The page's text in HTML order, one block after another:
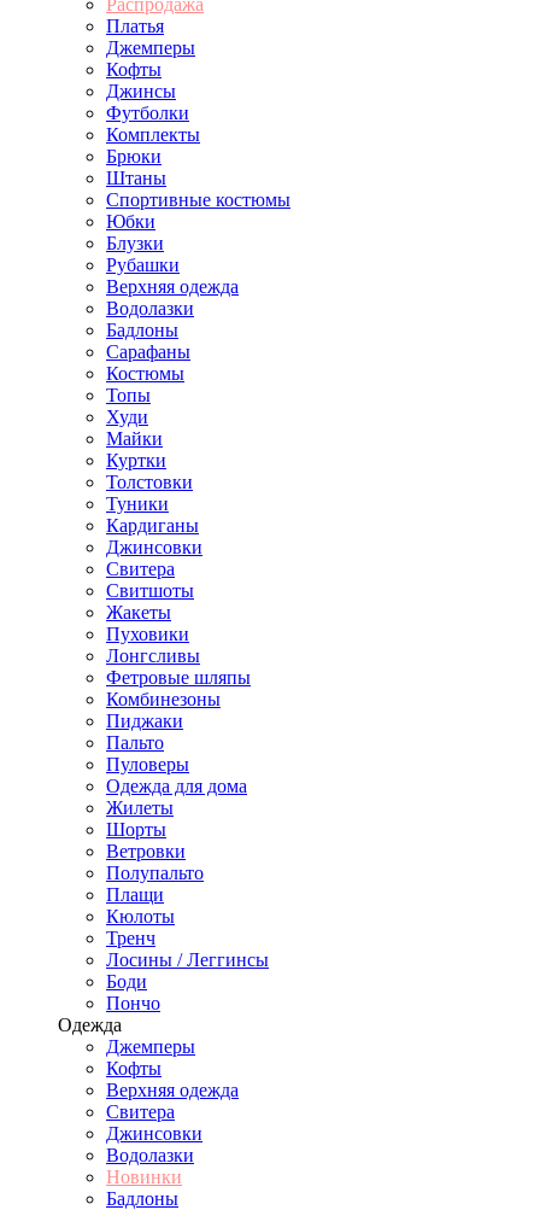
Платья
Джемперы
Кофты
Джинсы
Футболки
Комплекты
Брюки
Штаны
Спортивные костюмы
Юбки
Блузки
Рубашки
Верхняя одежда
Водолазки
Бадлоны
Сарафаны
Костюмы
Топы
Худи
Майки
Куртки
Толстовки
Туники
Кардиганы
Джинсовки
Свитера
Свитшоты
Жакеты
Пуховики
Лонгсливы
Фетровые шляпы
Комбинезоны
Пиджаки
Пальто
Пуловеры
Одежда для дома
Жилеты
Шорты
Ветровки
Полупальто
Плащи
Кюлоты
Тренч
Лосины / Леггинсы
Боди
Пончо
Одежда
Джемперы
Кофты
Верхняя одежда
Свитера
Джинсовки
Водолазки
Новинки
Бадлоны